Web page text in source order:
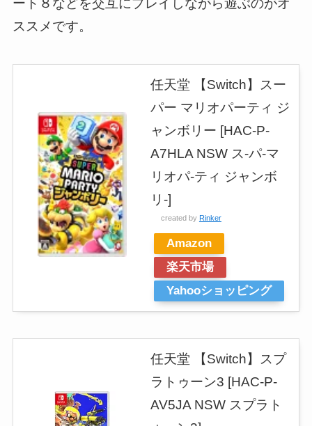
ート８などを交互にプレイしながら遊ぶのがオ
ススメです。
任天堂 【Switch】スー
パー マリオパーティ ジ
ャンボリー [HAC-P-
A7HLA NSW ス-パ-マ
リオパ-ティ ジャンボ
リ-]
created by Rinker
Amazon
楽天市場
Yahooショッピング
任天堂 【Switch】スプ
ラトゥーン3 [HAC-P-
AV5JA NSW スプラト